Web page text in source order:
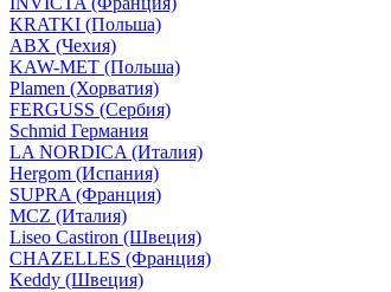
KRATKI (Польша)
ABX (Чехия)
KAW-MET (Польша)
Plamen (Хорватия)
FERGUSS (Сербия)
Schmid Германия
LA NORDICA (Италия)
Hergom (Испания)
SUPRA (Франция)
MCZ (Италия)
Liseo Castiron (Швеция)
CHAZELLES (Франция)
Keddy (Швеция)